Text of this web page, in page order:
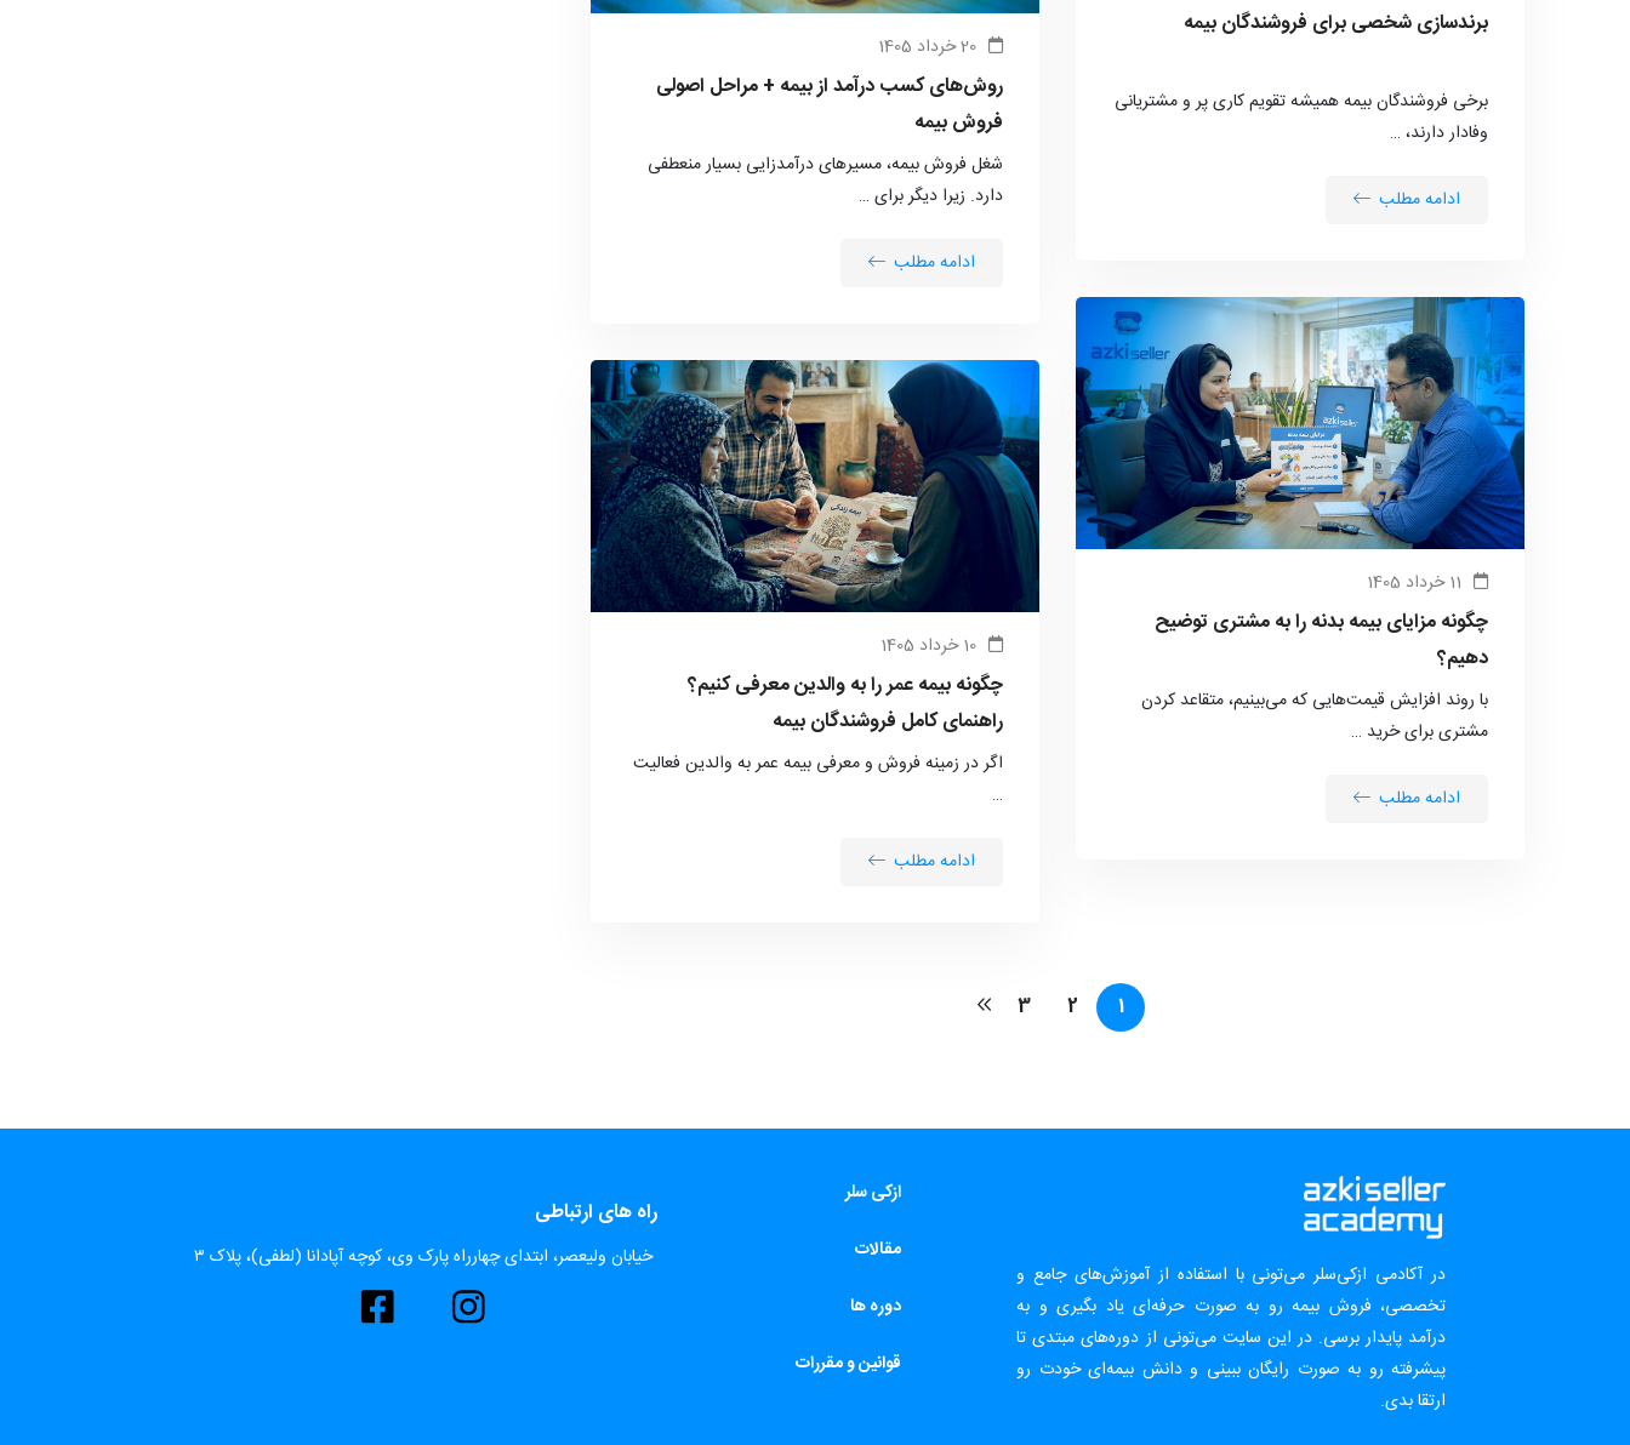
برندسازی شخصی برای فروشندگان بیمه
برخی فروشندگان بیمه همیشه تقویم کاری پر و مشتریانی
وفادار دارند، …
ادامه مطلب
20 خرداد 1405
روش‌های کسب درآمد از بیمه + مراحل اصولی
فروش بیمه
شغل فروش بیمه، مسیرهای درآمدزایی بسیار منعطفی
دارد. زیرا دیگر برای …
ادامه مطلب
11 خرداد 1405
چگونه مزایای بیمه بدنه را به مشتری توضیح
دهیم؟
با روند افزایش قیمت‌هایی که می‌بینیم، متقاعد کردن
مشتری برای خرید …
ادامه مطلب
10 خرداد 1405
چگونه بیمه عمر را به والدین معرفی کنیم؟
راهنمای کامل فروشندگان بیمه
اگر در زمینه فروش و معرفی بیمه عمر به والدین فعالیت
…
ادامه مطلب
1
2
3
در آکادمی ازکی‌سلر می‌تونی با استفاده از آموزش‌های جامع و
تخصصی، فروش بیمه رو به صورت حرفه‌ای یاد بگیری و به
درآمد پایدار برسی. در این سایت می‌تونی از دوره‌های مبتدی تا
پیشرفته رو به صورت رایگان ببینی و دانش بیمه‌ای خودت رو
ارتقا بدی.
ازکی سلر
مقالات
دوره ها
قوانین و مقررات
راه های ارتباطی
​خیابان ولیعصر، ابتدای چهارراه پارک وی، کوچه آپادانا (لطفی)، پلاک ۳